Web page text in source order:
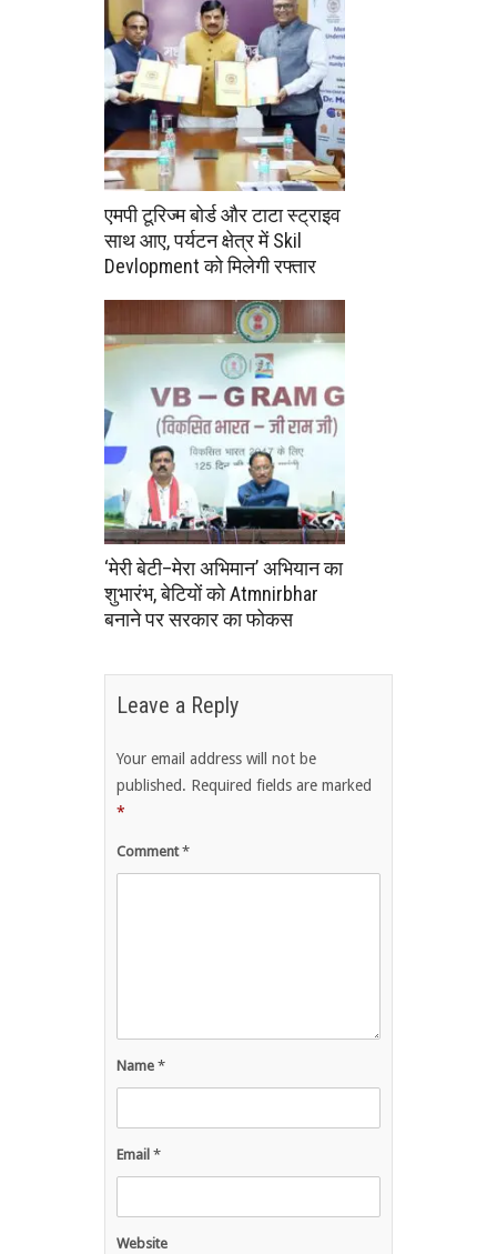
एमपी टूरिज्म बोर्ड और टाटा स्ट्राइव
साथ आए, पर्यटन क्षेत्र में Skil
Devlopment को मिलेगी रफ्तार
‘मेरी बेटी–मेरा अभिमान’ अभियान का
शुभारंभ, बेटियों को Atmnirbhar
बनाने पर सरकार का फोकस
Leave a Reply
Your email address will not be
published. Required fields are marked
*
Comment*
Name *
Email *
Website